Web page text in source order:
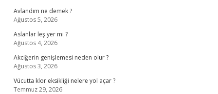
Avlandım ne demek ?
Ağustos 5, 2026
Aslanlar leş yer mi ?
Ağustos 4, 2026
Akciğerin genişlemesi neden olur ?
Ağustos 3, 2026
Vücutta klor eksikliği nelere yol açar ?
Temmuz 29, 2026